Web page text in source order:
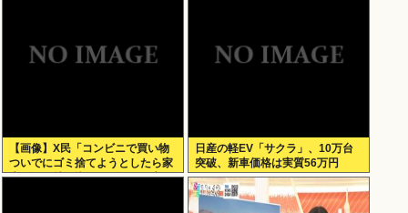
【画像】X民「コンビニで買い物
ついでにゴミ捨てようとしたら家
庭ゴミの持ち込みはダメって言わ
日産の軽EV「サクラ」、10万台
突破、新車価格は実質56万円